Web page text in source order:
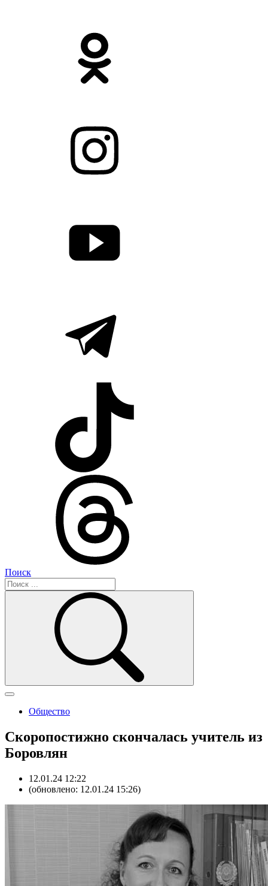
Поиск
Общество
Скоропостижно скончалась учитель из
Боровлян
12.01.24 12:22
(обновлено: 12.01.24 15:26)